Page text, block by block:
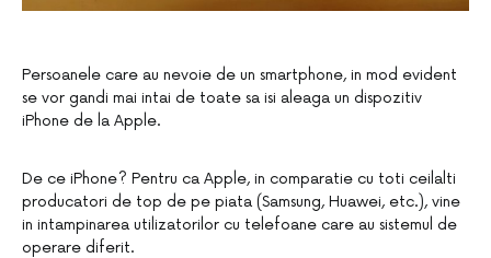
Persoanele care au nevoie de un smartphone, in mod evident
se vor gandi mai intai de toate sa isi aleaga un dispozitiv
iPhone de la Apple.
De ce iPhone? Pentru ca Apple, in comparatie cu toti ceilalti
producatori de top de pe piata (Samsung, Huawei, etc.), vine
in intampinarea utilizatorilor cu telefoane care au sistemul de
operare diferit.